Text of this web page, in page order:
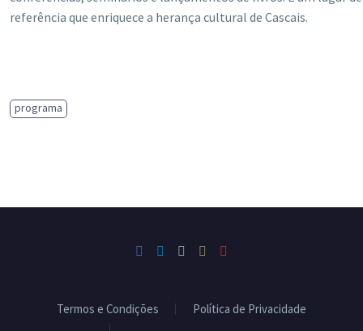
referência que enriquece a herança cultural de Cascais.
programa
Termos e Condições
Política de Privacidade